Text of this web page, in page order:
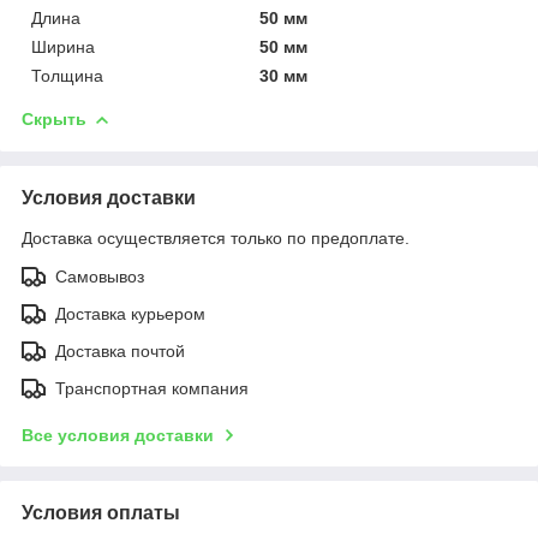
Длина
50 мм
Ширина
50 мм
Толщина
30 мм
Скрыть
Условия доставки
Доставка осуществляется только по предоплате.
Самовывоз
Доставка курьером
Доставка почтой
Транспортная компания
Все условия доставки
Условия оплаты